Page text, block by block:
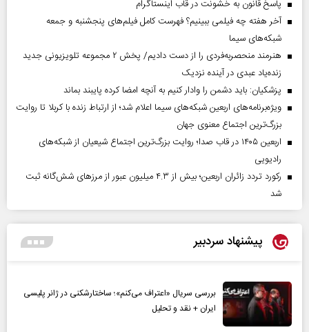
پاسخ قانون به خشونت در قاب اینستاگرام
آخر هفته چه فیلمی ببینیم؟ فهرست کامل فیلم‌های پنجشنبه و جمعه
شبکه‌های سیما
هنرمند منحصر‌به‌فردی را از دست دادیم/ پخش ۲ مجموعه تلویزیونی جدید
زنده‌یاد عبدی در آینده نزدیک
پزشکیان: باید دشمن را وادار کنیم به آنچه امضا کرده پایبند بماند
ویژه‌برنامه‌های اربعین شبکه‌های سیما اعلام شد؛ از ارتباط زنده با کربلا تا روایت
بزرگ‌ترین اجتماع معنوی جهان
اربعین ۱۴۰۵ در قاب صدا؛ روایت بزرگ‌ترین اجتماع شیعیان از شبکه‌های
رادیویی
رکورد تردد زائران اربعین؛ بیش از ۴.۳ میلیون عبور از مرزهای شش‌گانه ثبت
شد
پیشنهاد سردبیر
بررسی سریال «اعتراف می‌کنم»؛ ساختارشکنی در ژانر پلیسی
ایران + نقد و تحلیل